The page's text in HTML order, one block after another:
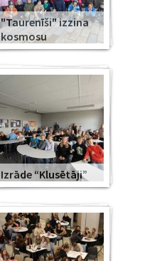
"Taurenīši" izzina
kosmosu
Izrāde “Klusētāji”